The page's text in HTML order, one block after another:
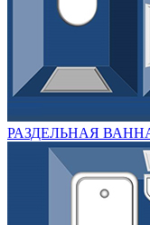
РАЗДЕЛЬНАЯ